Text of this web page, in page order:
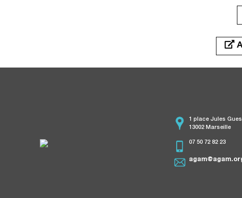
1 place Jules
13002 Marseille
07 50 72 82 23